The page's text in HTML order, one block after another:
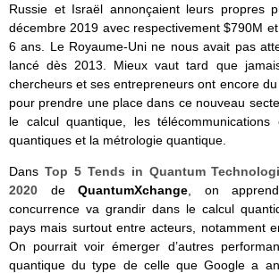
Russie et Israël annonçaient leurs propres
décembre 2019 avec respectivement $790M
6 ans. Le Royaume-Uni ne nous avait pas
lancé dès 2013. Mieux vaut tard que
chercheurs et ses entrepreneurs ont encore
pour prendre une place dans ce nouveau
le calcul quantique, les
quantiques et la métrologie quantique.
Dans Top 5 Tends in Quantum
2020 deQuantumXchange , on
concurrence va grandir dans le calcul
pays mais surtout entre acteurs, notamment
On pourrait voir émerger d’autres
quantique du type de celle que Google a